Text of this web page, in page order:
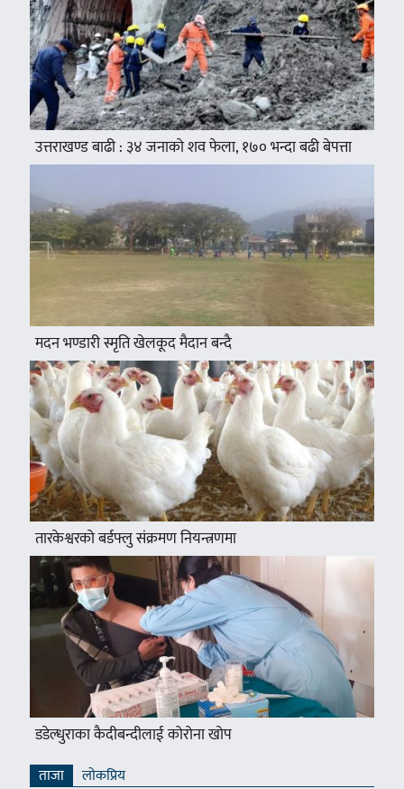
उत्तराखण्ड बाढी : ३४ जनाको शव फेला, १७० भन्दा बढी बेपत्ता
मदन भण्डारी स्मृति खेलकूद मैदान बन्दै
तारकेश्वरको बर्डफ्लु संक्रमण नियन्त्रणमा
डडेल्धुराका कैदीबन्दीलाई कोरोना खोप
ताजा लाेकप्रिय